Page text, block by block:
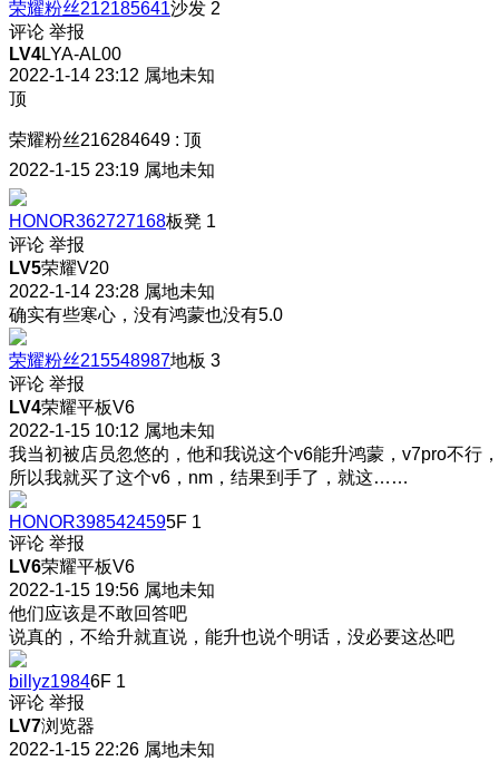
荣耀粉丝212185641沙发 2
评论 举报
LV4LYA-AL00
2022-1-14 23:12 属地未知
顶
荣耀粉丝216284649 : 顶
2022-1-15 23:19 属地未知
HONOR362727168板凳 1
评论 举报
LV5荣耀V20
2022-1-14 23:28 属地未知
确实有些寒心，没有鸿蒙也没有5.0
荣耀粉丝215548987地板 3
评论 举报
LV4荣耀平板V6
2022-1-15 10:12 属地未知
我当初被店员忽悠的，他和我说这个v6能升鸿蒙，v7pro不行，
所以我就买了这个v6，nm，结果到手了，就这……
HONOR3985424595F 1
评论 举报
LV6荣耀平板V6
2022-1-15 19:56 属地未知
他们应该是不敢回答吧
说真的，不给升就直说，能升也说个明话，没必要这怂吧
billyz19846F 1
评论 举报
LV7浏览器
2022-1-15 22:26 属地未知